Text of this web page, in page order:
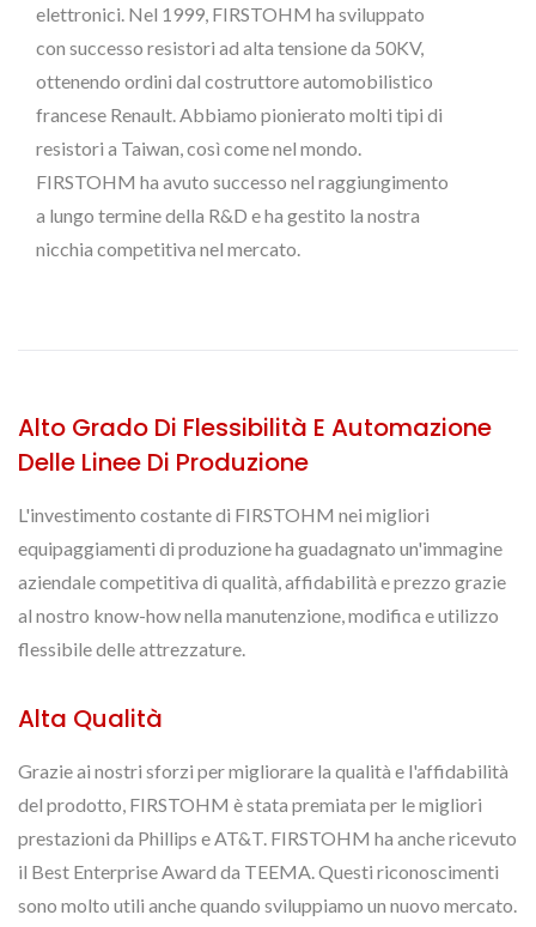
elettronici. Nel 1999, FIRSTOHM ha sviluppato
con successo resistori ad alta tensione da 50KV,
ottenendo ordini dal costruttore automobilistico
francese Renault. Abbiamo pionierato molti tipi di
resistori a Taiwan, così come nel mondo.
FIRSTOHM ha avuto successo nel raggiungimento
a lungo termine della R&D e ha gestito la nostra
nicchia competitiva nel mercato.
Alto Grado Di Flessibilità E Automazione
Delle Linee Di Produzione
L'investimento costante di FIRSTOHM nei migliori
equipaggiamenti di produzione ha guadagnato un'immagine
aziendale competitiva di qualità, affidabilità e prezzo grazie
al nostro know-how nella manutenzione, modifica e utilizzo
flessibile delle attrezzature.
Alta Qualità
Grazie ai nostri sforzi per migliorare la qualità e l'affidabilità
del prodotto, FIRSTOHM è stata premiata per le migliori
prestazioni da Phillips e AT&T. FIRSTOHM ha anche ricevuto
il Best Enterprise Award da TEEMA. Questi riconoscimenti
sono molto utili anche quando sviluppiamo un nuovo mercato.